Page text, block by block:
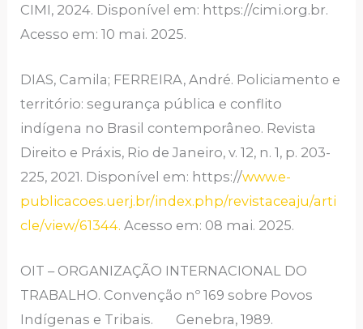
CIMI, 2024. Disponível em: https://cimi.org.br.
Acesso em: 10 mai. 2025.
DIAS, Camila; FERREIRA, André. Policiamento e
território: segurança pública e conflito
indígena no Brasil contemporâneo. Revista
Direito e Práxis, Rio de Janeiro, v. 12, n. 1, p. 203-
225, 2021. Disponível em: https://www.e-
publicacoes.uerj.br/index.php/revistaceaju/arti
cle/view/61344. Acesso em: 08 mai. 2025.
OIT – ORGANIZAÇÃO INTERNACIONAL DO
TRABALHO. Convenção nº 169 sobre Povos
Indígenas e Tribais. Genebra, 1989.